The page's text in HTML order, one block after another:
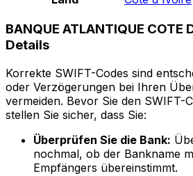
BANQUE ATLANTIQUE COTE
Details
Korrekte SWIFT-Codes sind
oder Verzögerungen bei Ihren
vermeiden. Bevor Sie den SWIFT-
stellen Sie sicher, dass Sie:
Überprüfen Sie die Bank:
nochmal, ob der Bankname
Empfängers übereinstimmt.